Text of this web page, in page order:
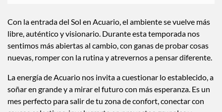
Con la entrada del Sol en Acuario, el ambiente se vuelve más
libre, auténtico y visionario. Durante esta temporada nos
sentimos más abiertas al cambio, con ganas de probar cosas
nuevas, romper con la rutina y atrevernos a pensar diferente.